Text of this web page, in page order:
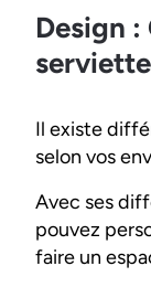
Design
Il existe
selon vos
Avec ses
pouvez
faire un